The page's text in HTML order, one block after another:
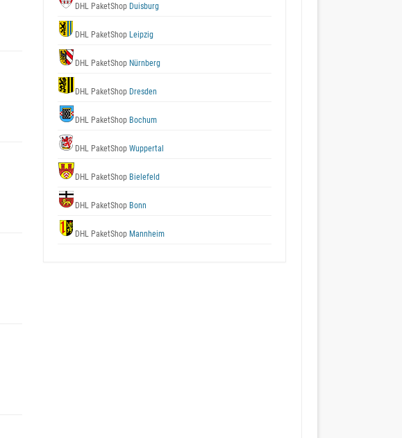
DHL PaketShop Duisburg
DHL PaketShop Leipzig
DHL PaketShop Nürnberg
DHL PaketShop Dresden
DHL PaketShop Bochum
DHL PaketShop Wuppertal
DHL PaketShop Bielefeld
DHL PaketShop Bonn
DHL PaketShop Mannheim